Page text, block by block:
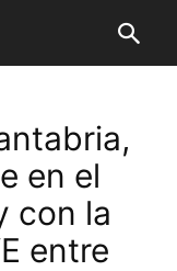
en el
con la
entre